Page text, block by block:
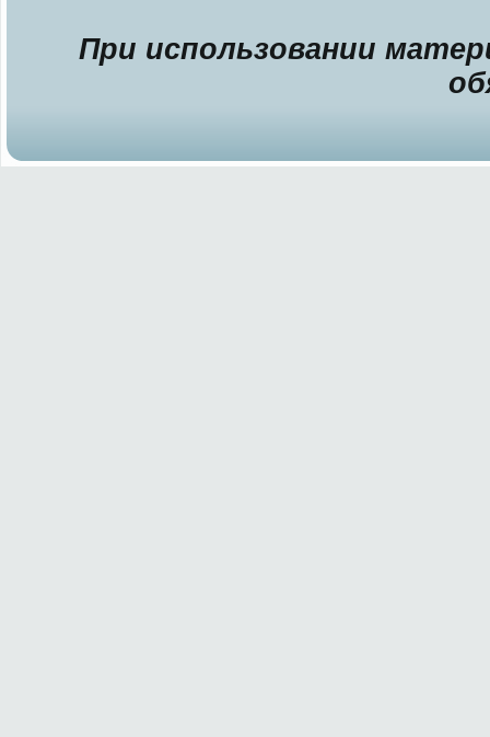
При использовании